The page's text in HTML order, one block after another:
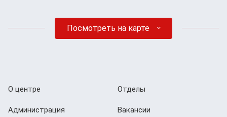
Посмотреть на карте
О центре
Администрация
Отделы
Вакансии